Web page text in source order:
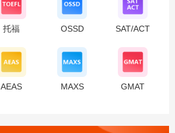
托福 OSSD SAT/ACT
AEAS MAXS GMAT